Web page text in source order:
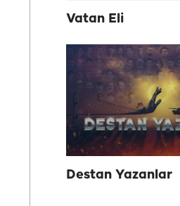
Vatan Eli
Destan Yazanlar